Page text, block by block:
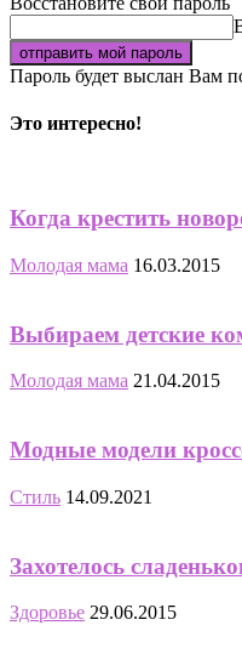
Пароль будет выслан Вам
Это интересно!
Когда крестить
Молодая мама 16.03.2015
Выбираем детские
Молодая мама 21.04.2015
Модные модели
Стиль 14.09.2021
Захотелось
Здоровье 29.06.2015